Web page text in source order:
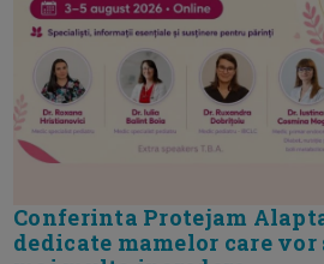
Conferinta Protejam
dedicate mamelor care vor